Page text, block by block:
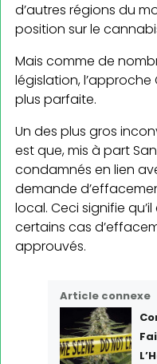
d’autres régions du
position sur le
Mais comme de
législation,
plus parfaite.
Un des plus gros
est que, mis à part
condamnés en lien
demande
local. Ceci signifie
certains cas
approuvés.
Article connexe